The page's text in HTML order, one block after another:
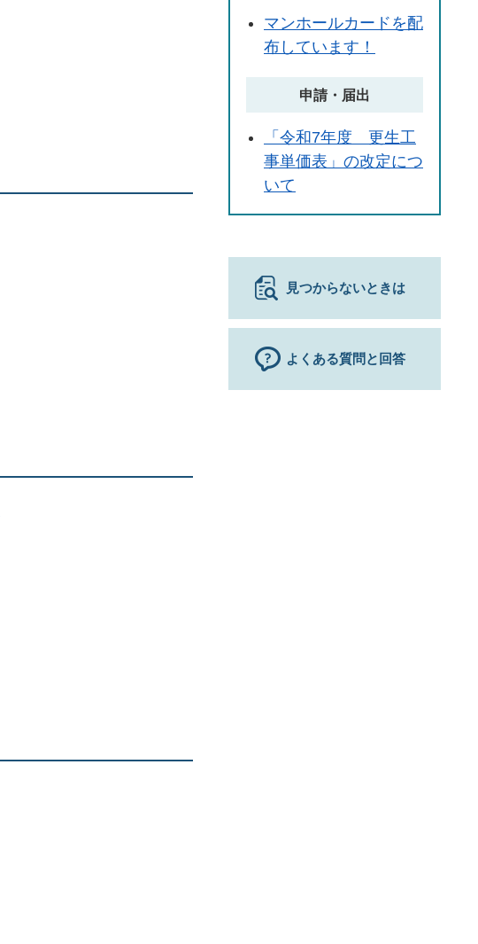
マンホールカードを配
布しています！
申請・届出
「令和7年度 更生工
事単価表」の改定につ
いて
見つからないときは
よくある質問と回答